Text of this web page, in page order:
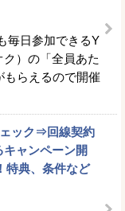
毎日参加できるY
）の「全員あた
もらえるので開催
ェック⇒回線契約
ャンペーン開
特典、条件など